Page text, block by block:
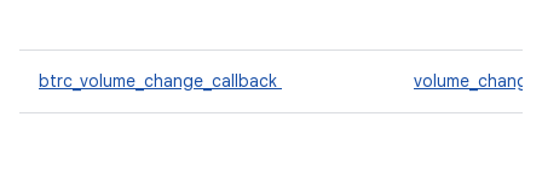
btrc_volume_change_callback